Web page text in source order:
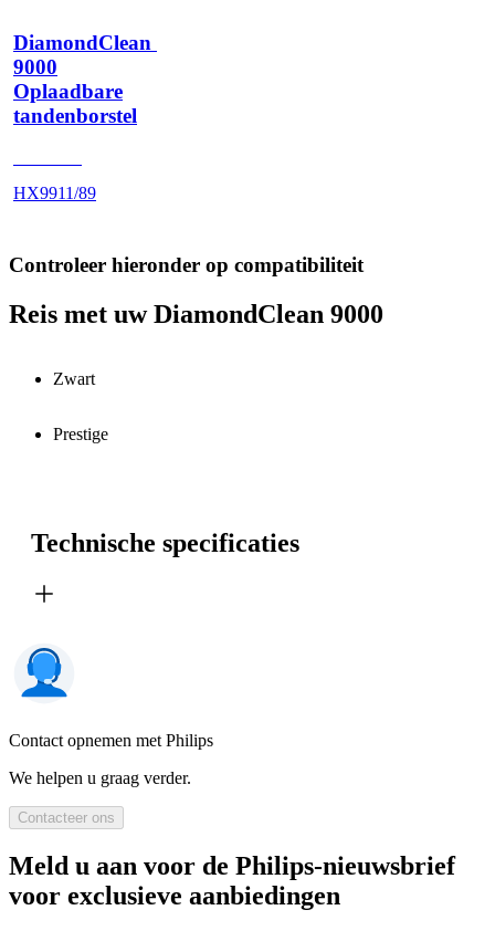
DiamondClean
9000
Oplaadbare
tandenborstel
HX9911/89
Controleer hieronder op compatibiliteit
Reis met uw DiamondClean 9000
Zwart
Prestige
Technische specificaties
Contact opnemen met Philips
We helpen u graag verder.
Contacteer ons
Meld u aan voor de Philips-nieuwsbrief
voor exclusieve aanbiedingen